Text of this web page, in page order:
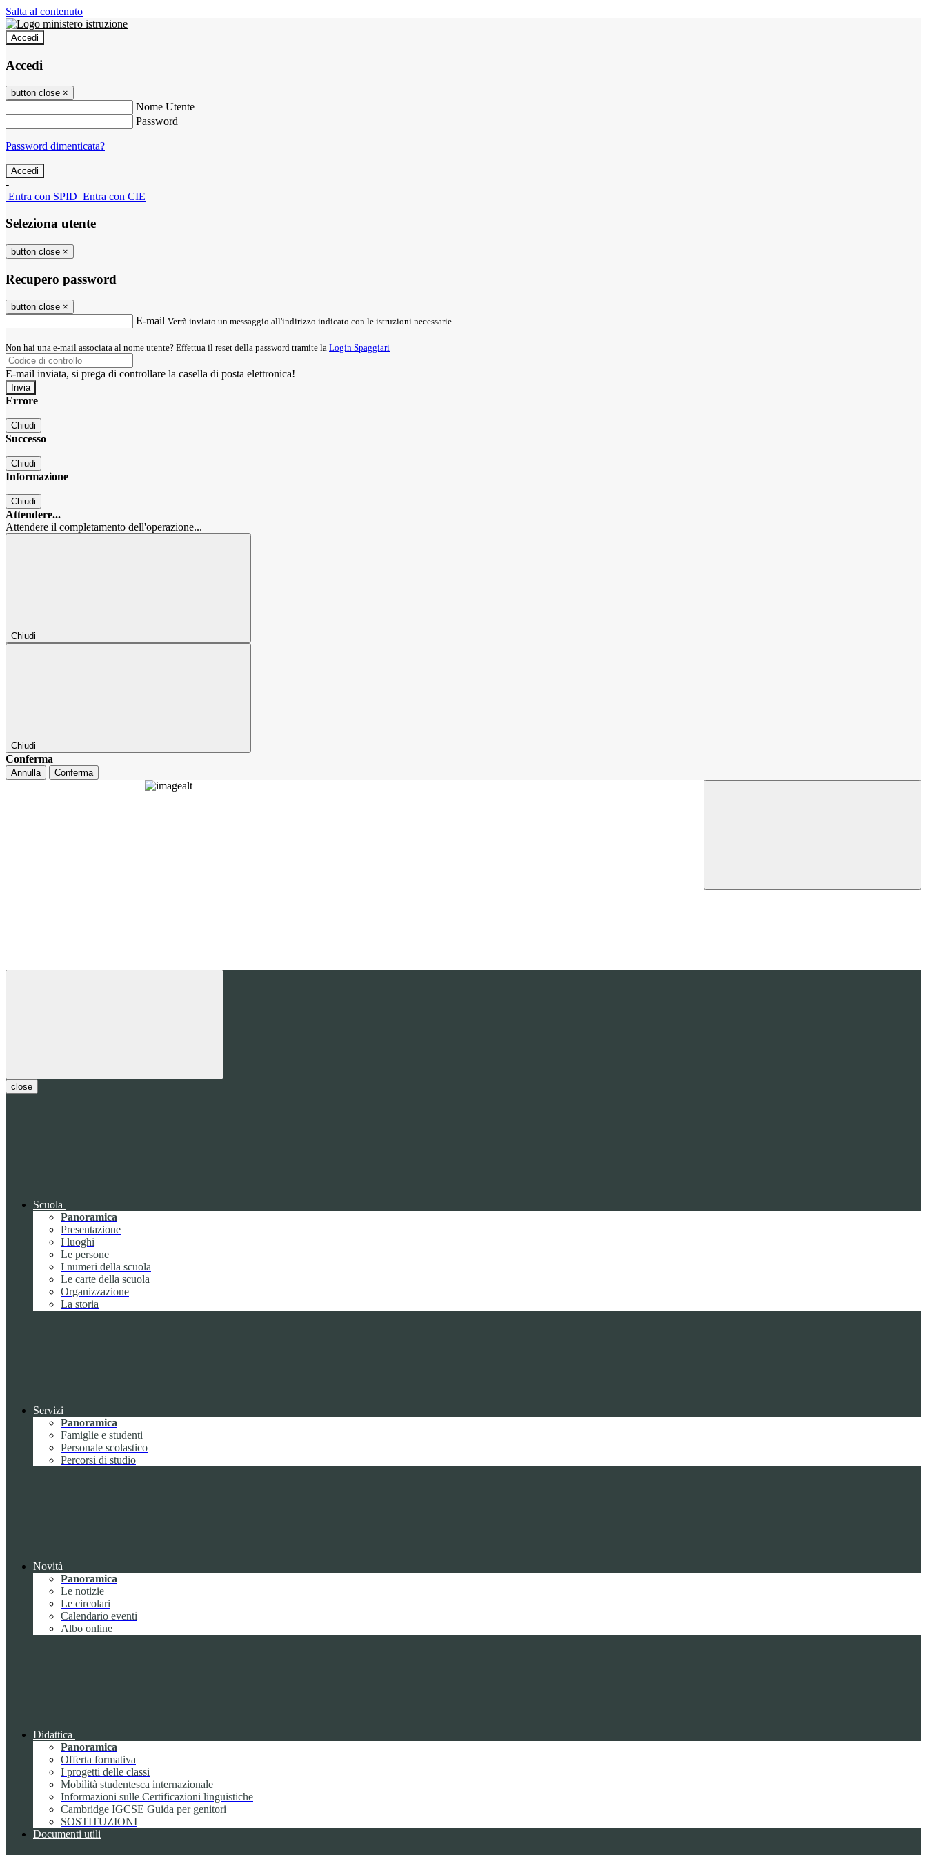
Salta al contenuto
Accedi
Accedi
button close ×
Nome Utente
Password
Password dimenticata?
-
Entra con SPID Entra con CIE
Seleziona utente
button close ×
Recupero password
button close ×
E-mail Verrà inviato un messaggio all'indirizzo indicato con le istruzioni necessarie.
Non hai una e-mail associata al nome utente? Effettua il reset della password tramite la Login Spaggiari
E-mail inviata, si prega di controllare la casella di posta elettronica!
Errore
Chiudi
Successo
Chiudi
Informazione
Chiudi
Attendere...
Attendere il completamento dell'operazione...
Chiudi
Chiudi
Conferma
Annulla Conferma
close
Scuola
Panoramica
Presentazione
I luoghi
Le persone
I numeri della scuola
Le carte della scuola
Organizzazione
La storia
Servizi
Panoramica
Famiglie e studenti
Personale scolastico
Percorsi di studio
Novità
Panoramica
Le notizie
Le circolari
Calendario eventi
Albo online
Didattica
Panoramica
Offerta formativa
I progetti delle classi
Mobilità studentesca internazionale
Informazioni sulle Certificazioni linguistiche
Cambridge IGCSE Guida per genitori
SOSTITUZIONI
Documenti utili